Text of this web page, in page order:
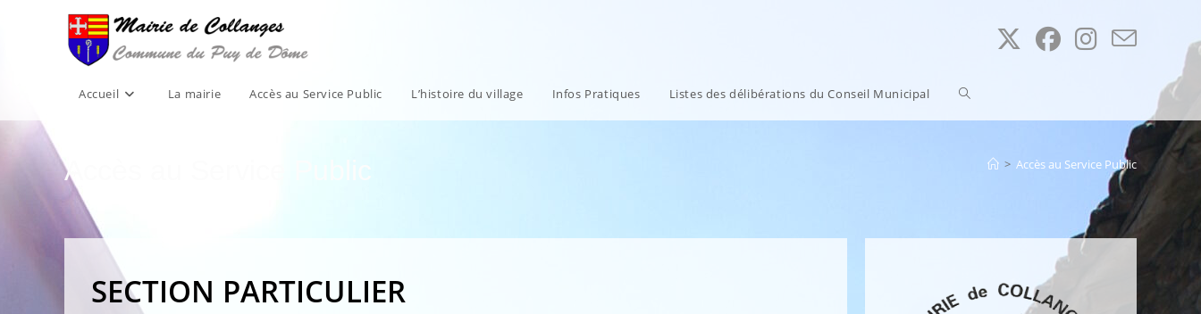
Accueil La mairie Accès au Service Public L’histoire du village Infos Pratiques Listes des délibérations du Conseil Municipal Toggle
Accès au Service Public > Accès au Service Public
SECTION PARTICULIER